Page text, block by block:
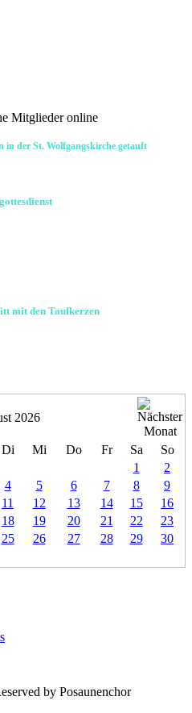
Mitglieder online
in der St. Wolfgangskirche getauft
mit den Taufkerzen
2026
Di Mi Do Fr Sa
So
1
2
4 5 6 7 8
9
11 12 13 14 15
16
18 19 20 21 22
23
25 26 27 28 29
30
by Posaunenchor